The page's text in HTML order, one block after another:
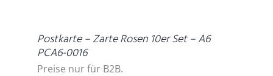
Postkarte – Zarte Rosen 10er Set – A6
PCA6-0016
Preise nur für B2B.